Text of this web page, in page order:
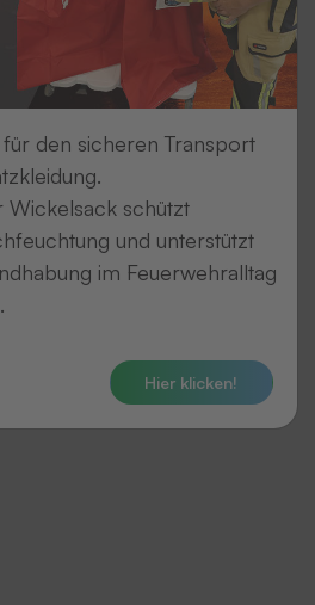
den sicheren Transport
Wickelsack schützt
und unterstützt
im Feuerwehralltag
Hier klicken!